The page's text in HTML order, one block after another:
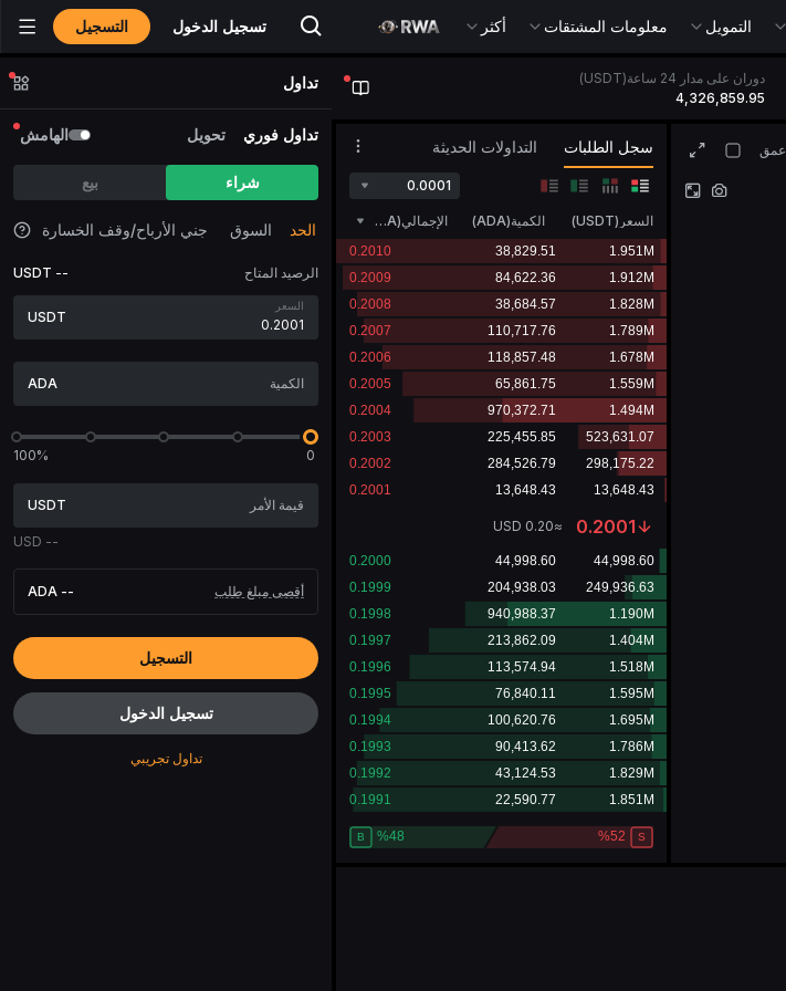
التمويل معلومات المشتقات أكثر تسجيل الدخول التسجيل
دوران على مدار 24 ساعة(USDT)
4,326,859.95
عمق سجل الطلبات التداولات الحديثة
0.0001
السعر (
USDT
) الكمية(
ADA
) الإجمالي(ADA)
0.2001
≈
0.20
USD
تداول
تداول فوري تحويل الهامش
شراء بيع
الحد السوق جني الأرباح/وقف الخسارة
الرصيد المتاح --
USDT
السعر
USDT
ADA
0
100%
USDT
--
USD
أقصى مبلغ طلب --
ADA
التسجيل
تسجيل الدخول
تداول تجريبي